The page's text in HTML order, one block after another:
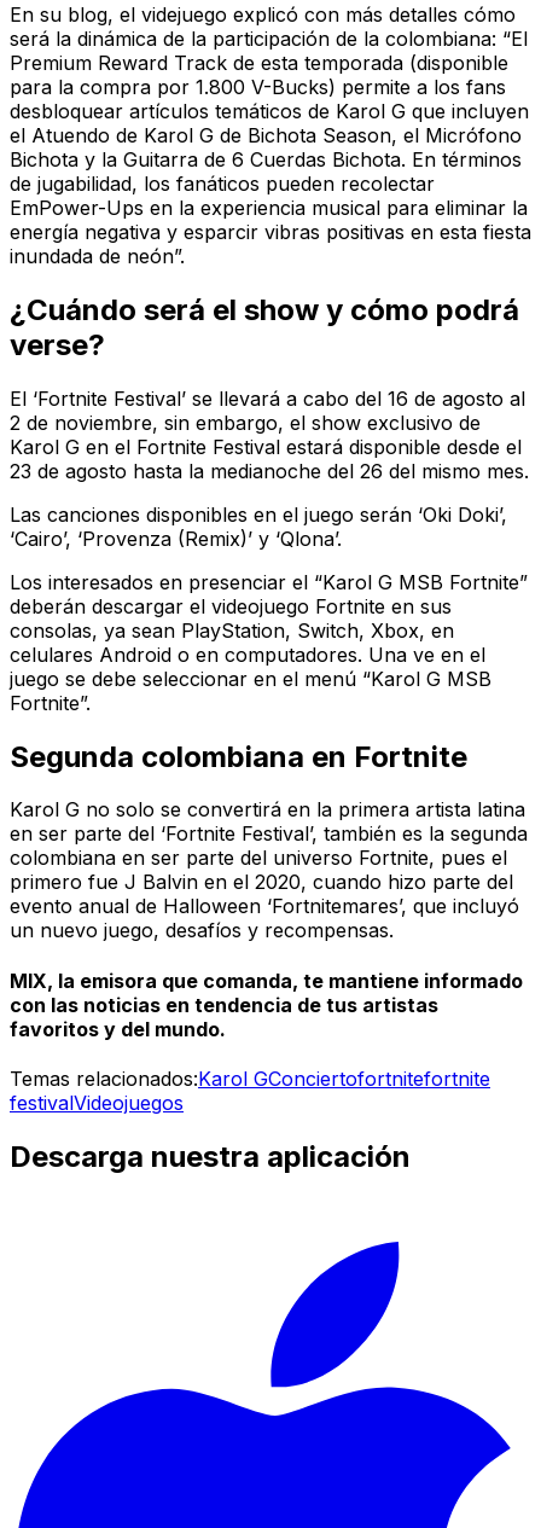
En su blog, el videjuego explicó con más detalles cómo
será la dinámica de la participación de la colombiana: “El
Premium Reward Track de esta temporada (disponible
para la compra por 1.800 V-Bucks) permite a los fans
desbloquear artículos temáticos de Karol G que incluyen
el Atuendo de Karol G de Bichota Season, el Micrófono
Bichota y la Guitarra de 6 Cuerdas Bichota. En términos
de jugabilidad, los fanáticos pueden recolectar
EmPower-Ups en la experiencia musical para eliminar la
energía negativa y esparcir vibras positivas en esta fiesta
inundada de neón”.
¿Cuándo será el show y cómo podrá
verse?
El ‘Fortnite Festival’ se llevará a cabo del 16 de agosto al
2 de noviembre, sin embargo, el show exclusivo de
Karol G en el Fortnite Festival estará disponible desde el
23 de agosto hasta la medianoche del 26 del mismo mes.
Las canciones disponibles en el juego serán ‘Oki Doki’,
‘Cairo’, ‘Provenza (Remix)’ y ‘Qlona’.
Los interesados en presenciar el “Karol G MSB Fortnite”
deberán descargar el videojuego Fortnite en sus
consolas, ya sean PlayStation, Switch, Xbox, en
celulares Android o en computadores. Una ve en el
juego se debe seleccionar en el menú “Karol G MSB
Fortnite”.
Segunda colombiana en Fortnite
Karol G no solo se convertirá en la primera artista latina
en ser parte del ‘Fortnite Festival’, también es la segunda
colombiana en ser parte del universo Fortnite, pues el
primero fue J Balvin en el 2020, cuando hizo parte del
evento anual de Halloween ‘Fortnitemares’, que incluyó
un nuevo juego, desafíos y recompensas.
MIX, la emisora que comanda, te mantiene informado
con las noticias en tendencia de tus artistas
favoritos y del mundo.
Temas relacionados:Karol GConciertofortnitefortnite
festivalVideojuegos
Descarga nuestra aplicación